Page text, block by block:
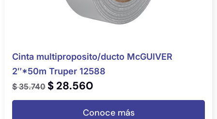
Cinta multiproposito/ducto McGUIVER
2″*50m Truper 12588
$35.740 $ 28.560
Conoce más